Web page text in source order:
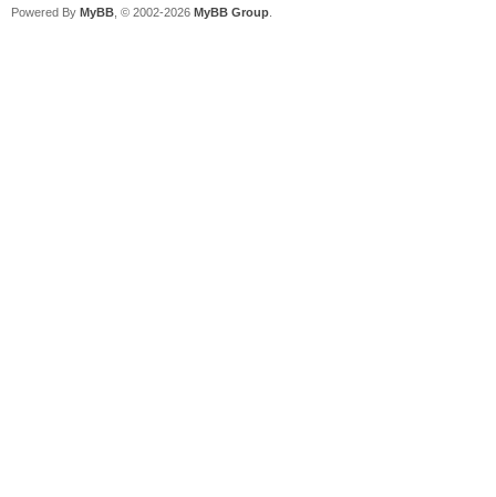
Powered By MyBB , © 2002-2026 MyBB Group